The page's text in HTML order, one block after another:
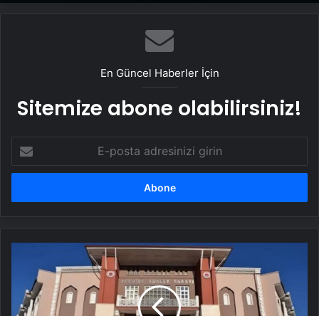
En Güncel Haberler İçin
Sitemize abone olabilirsiniz!
posta
adresinizi
sonra
ortaya